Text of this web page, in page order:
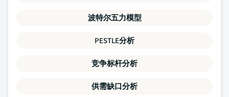
波特尔五力模型
PESTLE分析
竞争标杆分析
供需缺口分析